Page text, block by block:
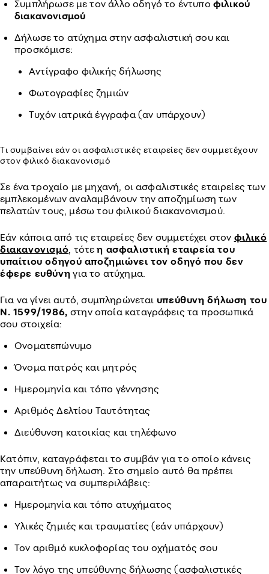
Συμπλήρωσε με τον άλλο οδηγό το έντυπο φιλικού
διακανονισμού
Δήλωσε το ατύχημα στην ασφαλιστική σου και
προσκόμισε:
Αντίγραφο φιλικής δήλωσης
Φωτογραφίες ζημιών
Τυχόν ιατρικά έγγραφα (αν υπάρχουν)
Τι συμβαίνει εάν οι ασφαλιστικές εταιρείες δεν συμμετέχουν
στον φιλικό διακανονισμό
Σε ένα τροχαίο με μηχανή, οι ασφαλιστικές εταιρείες των
εμπλεκομένων αναλαμβάνουν την αποζημίωση των
πελατών τους, μέσω του φιλικού διακανονισμού.
Εάν κάποια από τις εταιρείες δεν συμμετέχει στον φιλικό
διακανονισμό, τότεη ασφαλιστική εταιρεία του
υπαίτιου οδηγού αποζημιώνει τον οδηγό που δεν
έφερε ευθύνη για το ατύχημα.
Για να γίνει αυτό, συμπληρώνεται υπεύθυνη δήλωση του
Ν. 1599/1986, στην οποία καταγράφεις τα προσωπικά
σου στοιχεία:
Ονοματεπώνυμο
Όνομα πατρός και μητρός
Ημερομηνία και τόπο γέννησης
Αριθμός Δελτίου Ταυτότητας
Διεύθυνση κατοικίας και τηλέφωνο
Κατόπιν, καταγράφεται το συμβάν για το οποίο κάνεις
την υπεύθυνη δήλωση. Στο σημείο αυτό θα πρέπει
απαραιτήτως να συμπεριλάβεις:
Ημερομηνία και τόπο ατυχήματος
Υλικές ζημιές και τραυματίες (εάν υπάρχουν)
Τον αριθμό κυκλοφορίας του οχήματός σου
Τον λόγο της υπεύθυνης δήλωσης (ασφαλιστικές